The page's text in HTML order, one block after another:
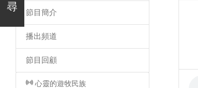
尋
節目簡介
播出頻道
節目回顧
心靈的遊牧民族